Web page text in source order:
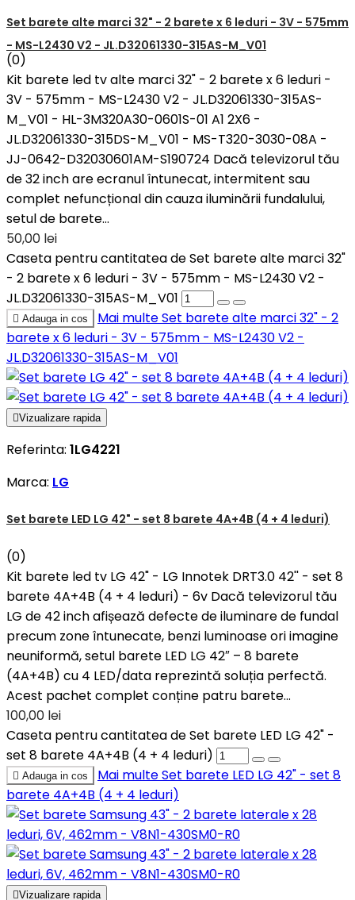
Set barete alte marci 32" - 2 barete x 6 leduri - 3V - 575mm
- MS-L2430 V2 - JL.D32061330-315AS-M_V01
(0)
Kit barete led tv alte marci 32" - 2 barete x 6 leduri -
3V - 575mm - MS-L2430 V2 - JL.D32061330-315AS-
M_V01 - HL-3M320A30-0601S-01 A1 2X6 -
JL.D32061330-315DS-M_V01 - MS-T320-3030-08A -
JJ-0642-D32030601AM-S190724 Dacă televizorul tău
de 32 inch are ecranul întunecat, intermitent sau
complet nefuncțional din cauza iluminării fundalului,
setul de barete...
50,00 lei
Caseta pentru cantitatea de Set barete alte marci 32"
- 2 barete x 6 leduri - 3V - 575mm - MS-L2430 V2 -
JL.D32061330-315AS-M_V01
 Adauga in cos Mai multeSet barete alte marci 32" - 2
barete x 6 leduri - 3V - 575mm - MS-L2430 V2 -
JL.D32061330-315AS-M_V01
Vizualizare rapida
Referinta: 1LG4221
Marca: LG
Set barete LED LG 42" - set 8 barete 4A+4B (4 + 4 leduri)
(0)
Kit barete led tv LG 42" - LG Innotek DRT3.0 42'' - set 8
barete 4A+4B (4 + 4 leduri) - 6v Dacă televizorul tău
LG de 42 inch afișează defecte de iluminare de fundal
precum zone întunecate, benzi luminoase ori imagine
neuniformă, setul barete LED LG 42″ – 8 barete
(4A+4B) cu 4 LED/data reprezintă soluția perfectă.
Acest pachet complet conține patru barete...
100,00 lei
Caseta pentru cantitatea de Set barete LED LG 42" -
set 8 barete 4A+4B (4 + 4 leduri)
 Adauga in cos Mai multeSet barete LED LG 42" - set 8
barete 4A+4B (4 + 4 leduri)
Vizualizare rapida